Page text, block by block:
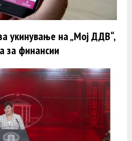
укинување на „Мој ДДВ“,
за финансии